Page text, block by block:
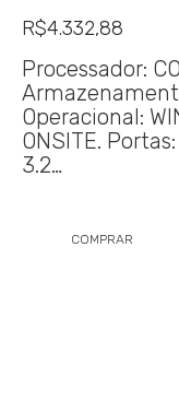
R$4.332,88
Processador:
Operacional:
ONSITE.
3.2…
COMPRAR